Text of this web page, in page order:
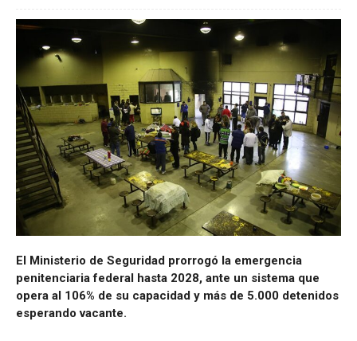
El Ministerio de Seguridad prorrogó la emergencia
penitenciaria federal hasta 2028, ante un sistema que
opera al 106% de su capacidad y más de 5.000 detenidos
esperando vacante.